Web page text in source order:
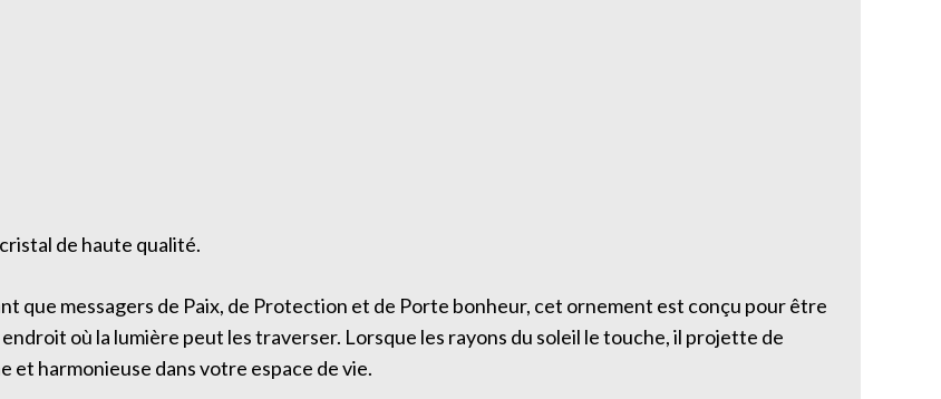
de haute qualité.
que messagers de Paix, de Protection et de Porte bonheur, cet ornement est conçu pour être
où la lumière peut les traverser. Lorsque les rayons du soleil le touche, il projette de
et harmonieuse dans votre espace de vie.